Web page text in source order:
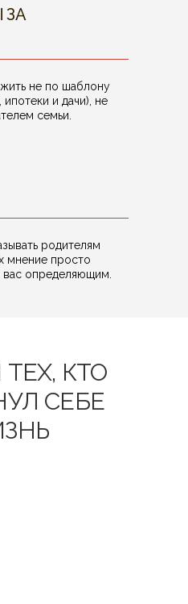
ЗА
не по шаблону
и дачи), не
семьи.
родителям
мнение просто
вас определяющим.
КТО
СЕБЕ